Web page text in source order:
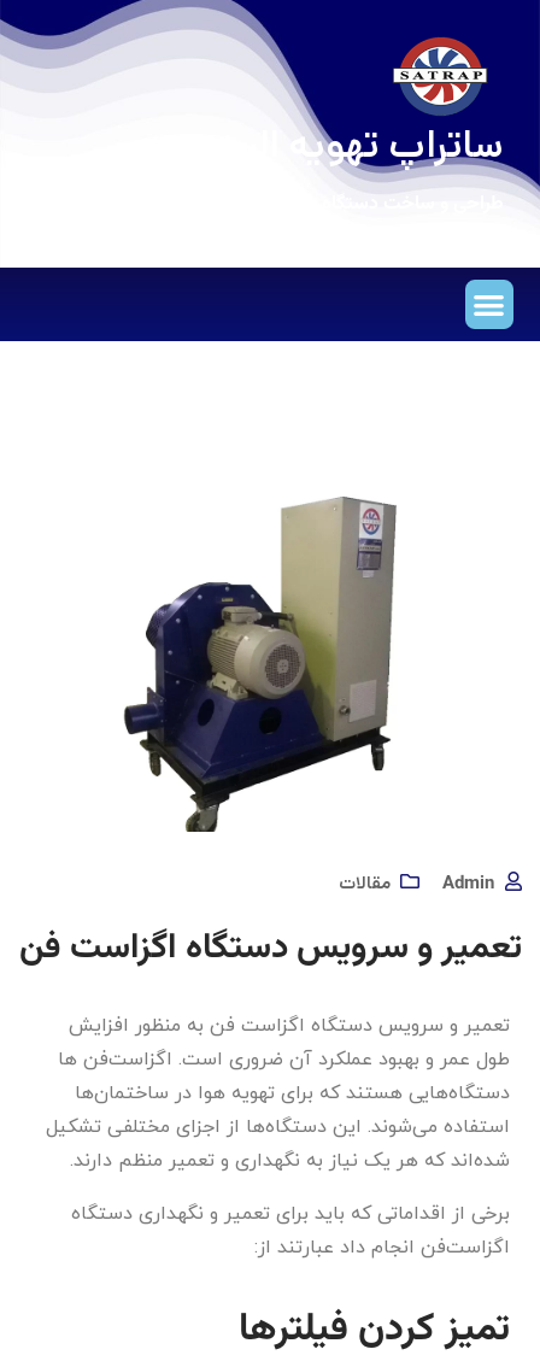
ساتراپ تهویه البرز
طراحی و ساخت دستگاه های تهویه مطبوع
Admin مقالات
تعمیر و سرویس دستگاه اگزاست فن
تعمیر و سرویس دستگاه اگزاست فن به منظور افزایش
طول عمر و بهبود عملکرد آن ضروری است. اگزاست‌فن ها
دستگاه‌هایی هستند که برای تهویه هوا در ساختمان‌ها
استفاده می‌شوند. این دستگاه‌ها از اجزای مختلفی تشکیل
شده‌اند که هر یک نیاز به نگهداری و تعمیر منظم دارند.
برخی از اقداماتی که باید برای تعمیر و نگهداری دستگاه
اگزاست‌فن انجام داد عبارتند از:
تمیز کردن فیلترها